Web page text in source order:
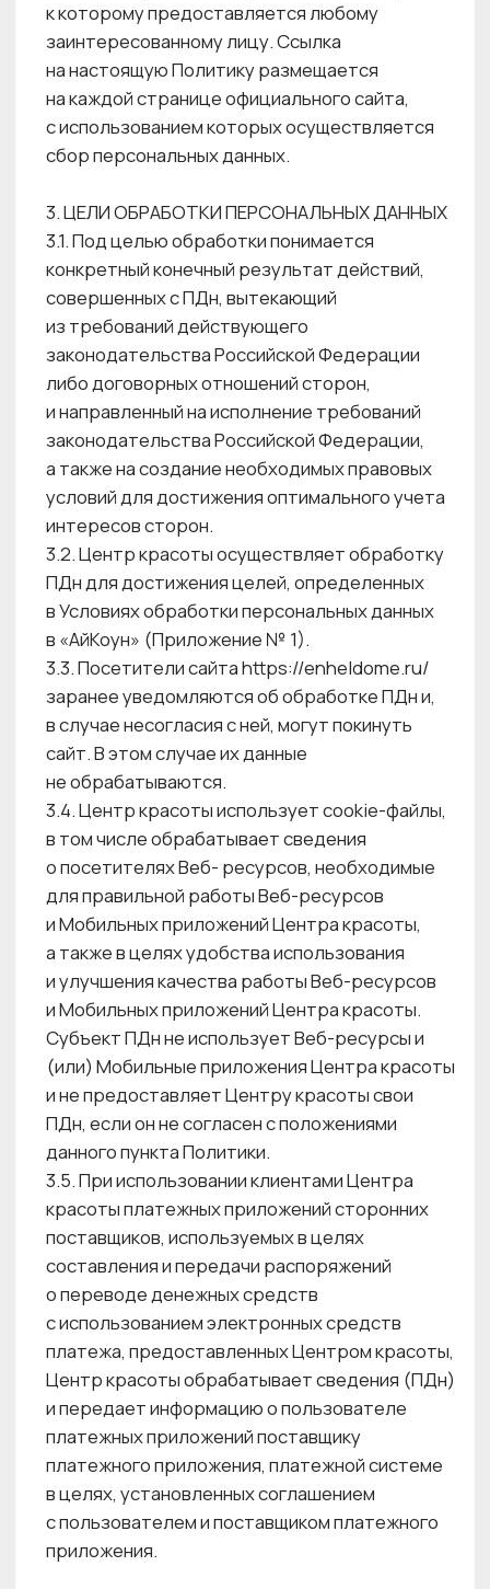
4.2.1. Знать и неукоснительно выполнять
• законодательства Российской Федерации
в области персональных данных;
• настоящей Политики;
• локальных актов по вопросам обработки
и обеспечения безопасности персональных
данных;
должностных обязанностей;
4.2.3. Не разглашать персональные данные,
обрабатываемые в Центре красоты;
4.2.4. Сообщать о действиях других лиц,
которые могут привести к нарушению
положений настоящей Политики,
ответственному за организацию обработки
персональных данных ;
4.2.5. Сообщать об известных фактах
нарушения требований настоящей Политики
ответственному за организацию обработки
персональных данных ;
4.3. Безопасность персональных данных
обеспечивается выполнением согласованных
мероприятий, направленных
на предотвращение (нейтрализацию)
актуальных угроз безопасности
персональных данных, минимизацию
возможного ущерба, а также мероприятий
по восстановлению данных и работы
информационных систем персональных
данных в случае реализации угроз.
ПЕРСОНАЛЬНЫХ ДАННЫХ
5.1. При определении состава
Субъектов ПДн Центр красоты
руководствуется минимально необходимым
перечнем ПДн для достижения целей
обработки ПДн.
5.2. Категории Субъектов ПДн, чьи ПДн
обрабатываются Центром красоты,
определены в Условиях обработки
персональных данных в ООО «АйКоун»
(Приложение № 1).
5.3. При обработке ПДн не допускается сбор
избыточных ПДн по отношению к заявленным
целям обработки. Состав обрабатываемых
ПДн в зависимости от цели обработки ПДн
и применительно к каждой категории
Субъектов ПДн определен в Условиях
обработки персональных данных
в ООО «АйКоун» (Приложение № 1).
5.4. Обработка специальных категорий
персональных данных, касающихся расовой,
национальной принадлежности, политических
убеждений, интимной жизни
не осуществляется.
5.5. Центр красоты вправе осуществлять
обработку сведений о состоянии здоровья
в соответствии с Трудовым кодексом
Российской Федерации, Федеральным
«Об обязательном медицинском страховании
в Российской Федерации», а также п. 2.3 ч.2
ст. 10 Федерального закона № 152-ФЗ.
6. ПОРЯДОК И УСЛОВИЯ ОБРАБОТКИ
ПЕРСОНАЛЬНЫХ ДАННЫХ
определенных в Условиях обработки
персональных данных в ООО «АйКоун»
(Приложение № 1), обработка ПДн может
осуществляется с использованием средств
автоматизации и без использования таких